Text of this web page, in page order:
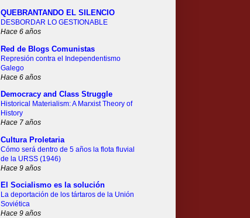
QUEBRANTANDO EL SILENCIO
DESBORDAR LO GESTIONABLE
Hace 6 años
Red de Blogs Comunistas
Represión contra el Independentismo
Galego
Hace 6 años
Democracy and Class Struggle
Historical Materialism: A Marxist Theory of
History
Hace 7 años
Cultura Proletaria
Cómo será dentro de 5 años la flota fluvial
de la URSS (1946)
Hace 9 años
El Socialismo es la solución
La deportación de los tártaros de la Unión
Soviética
Hace 9 años